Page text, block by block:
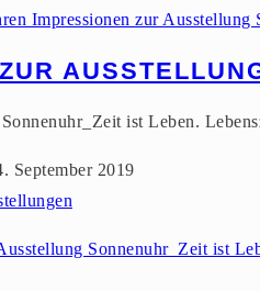
ist Leben.
September 2019
Sonnenuhr_Zeit ist